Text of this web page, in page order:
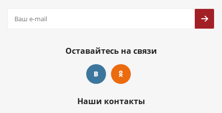
Оставайтесь на связи
Наши контакты